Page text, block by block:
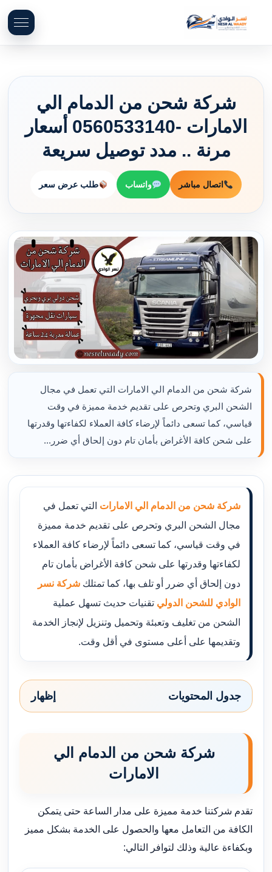
شركة شحن من الدمام الي
الامارات -0560533140 أسعار
مرنة .. مدد توصيل سريعة
اتصال مباشر واتساب طلب عرض سعر
شركة شحن من الدمام الي الامارات التي تعمل في مجال
الشحن البري وتحرص على تقديم خدمة مميزة في وقت
قياسي، كما تسعى دائماً لإرضاء كافة العملاء لكفاءتها وقدرتها
على شحن كافة الأغراض بأمان تام دون إلحاق أي ضرر...
شركة شحن من الدمام الي الاماراتالتي تعمل في
مجال الشحن البري وتحرص على تقديم خدمة مميزة
في وقت قياسي، كما تسعى دائماً لإرضاء كافة العملاء
لكفاءتها وقدرتها على شحن كافة الأغراض بأمان تام
دون إلحاق أي ضرر أو تلف بها، كما تمتلكشركة نسر
الوادي للشحن الدولي تقنيات حديث تسهل عملية
الشحن من تغليف وتعبئة وتحميل وتنزيل لإنجاز الخدمة
وتقديمها على أعلى مستوى في أقل وقت.
جدول المحتويات إظهار
شركة شحن من الدمام الي
الامارات
تقدم شركتنا خدمة مميزة على مدار الساعة حتى يتمكن
الكافة من التعامل معها والحصول على الخدمة بشكل مميز
وبكفاءة عالية وذلك لتوافر التالي: